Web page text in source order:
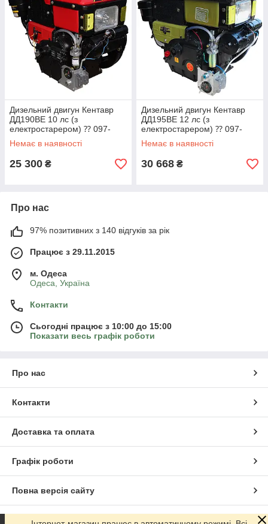
Дизельний двигун Кентавр
ДД190ВЕ 10 лс (з
електростарером) ⁇ 097-
074-28-84
Немає в наявності
25 300 ₴
Дизельний двигун Кентавр
ДД195ВЕ 12 лс (з
електростарером) ⁇ 097-
074-28-84
Немає в наявності
30 668 ₴
Про нас
97% позитивних з 140 відгуків за рік
Працює з 29.11.2015
м. Одеса
Одеса, Україна
Контакти
Сьогодні працює з 10:00 до 15:00
Показати весь графік роботи
Про нас
Контакти
Доставка та оплата
Графік роботи
Повна версія сайту
Сайт створено на маркетплейсі